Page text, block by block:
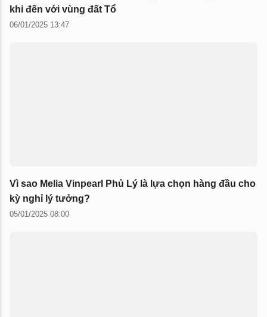
khi đến với vùng đất Tổ
06/01/2025 13:47
Vì sao Melia Vinpearl Phủ Lý là lựa chọn hàng đầu cho
kỳ nghỉ lý tưởng?
05/01/2025 08:00